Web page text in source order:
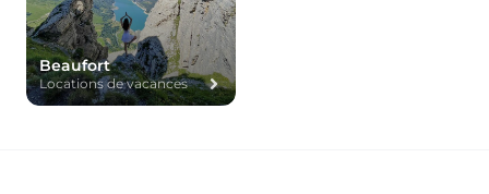
Beaufort
Locations de vacances